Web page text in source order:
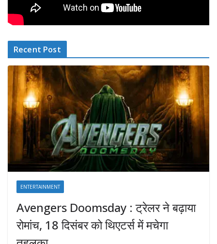
Recent Post
ENTERTAINMENT
Avengers Doomsday : ट्रेलर ने बढ़ाया
रोमांच, 18 दिसंबर को थिएटर्स में मचेगा